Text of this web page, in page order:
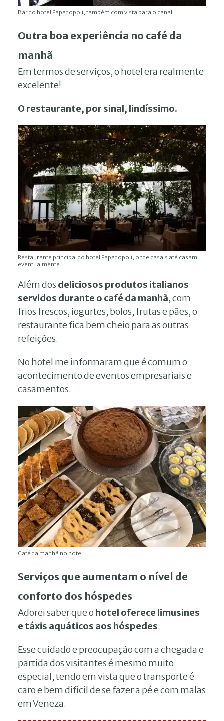
Bar do hotel Papadopoli, também com vista para o canal
Outra boa experiência no café da
manhã
Em termos de serviços, o hotel era realmente
excelente!
O restaurante, por sinal, lindíssimo.
Restaurante principal do hotel Papadopoli, onde casais até casam
eventualmente
Além dos deliciosos produtos italianos
servidos durante o café da manhã, com
frios frescos, iogurtes, bolos, frutas e pães, o
restaurante fica bem cheio para as outras
refeições.
No hotel me informaram que é comum o
acontecimento de eventos empresariais e
casamentos.
Café da manhã no hotel
Serviços que aumentam o nível de
conforto dos hóspedes
Adorei saber que o hotel oferece limusines
e táxis aquáticos aos hóspedes.
Esse cuidado e preocupação com a chegada e
partida dos visitantes é mesmo muito
especial, tendo em vista que o transporte é
caro e bem difícil de se fazer a pé e com malas
em Veneza.